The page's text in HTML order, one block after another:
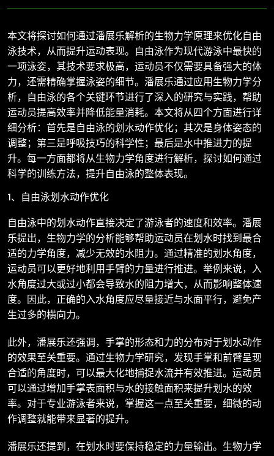
本文将探讨如何通过潘展乐解析的生物力学原理来优化自由
泳技术，从而提升运动表现。自由泳作为现代游泳中最快的
一项泳姿，其技术要求极高，运动员不仅需要具备强大的体
力，还需精确掌握泳姿的细节。潘展乐通过应用生物力学分
析，自由泳的各个关键环节进行了深入的研究与实践，帮助
运动员提高效率并降低能量消耗。本文将从四个方面进行详
细分析：首先是自由泳的划水动作优化；其次是身体姿态的
调整；第三是呼吸技巧的科学性；最后是水中推进力的提
升。每一方面都将从生物力学角度进行解析，探讨如何通过
科学的训练方法，提升自由泳的整体表现。
1、自由泳划水动作优化
自由泳中的划水动作直接决定了游泳者的速度和效率。潘展
乐提出，生物力学的分析能够帮助运动员在划水时找到最合
适的力学角度，减少无效的水阻力。通过精准的划水角度，
运动员可以更好地利用手臂的力量进行推进。举例来说，入
水角度过大或过小都会导致水的阻力增大，从而影响整体速
度。因此，正确的入水角度应尽量接近与水面平行，避免产
生过多的横向力。
此外，潘展乐还强调，手掌的形态和力的分布对于划水动作
的效果至关重要。通过生物力学研究，发现手掌和前臂呈现
合适的角度时，可以最大化地捕捉水流并有效推进。运动员
可以通过增加手掌表面积与水的接触面积来提升划水的效
率。对于专业游泳者来说，掌握这一点至关重要，细微的动
作调整就能带来显著的提升。
潘展乐还提到，在划水时要保持稳定的力量输出。生物力学